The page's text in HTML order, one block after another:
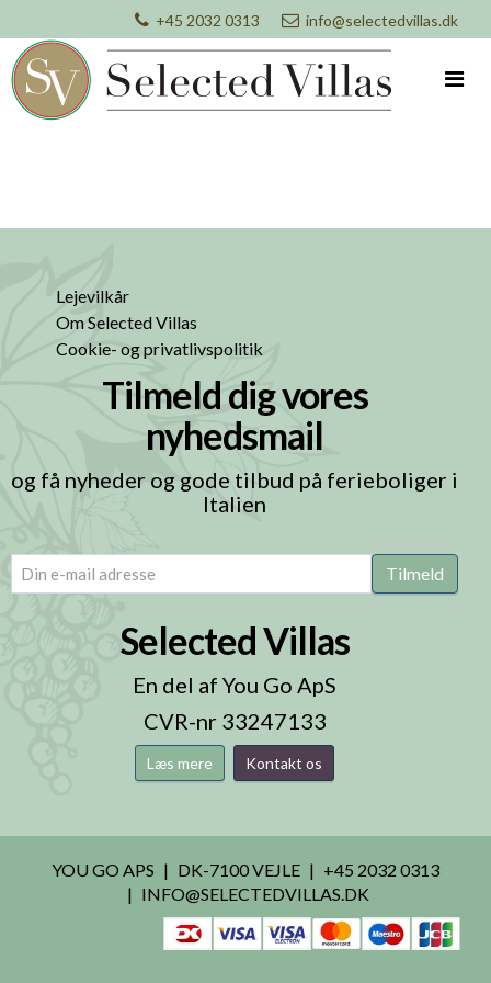
+45 2032 0313 info@selectedvillas.dk
Lejevilkår
Om Selected Villas
Cookie- og privatlivspolitik
Tilmeld dig vores
nyhedsmail
og få nyheder og gode tilbud på ferieboliger i
Italien
email (Påkrævet) Tilmeld
Selected Villas
En del af You Go ApS
CVR-nr 33247133
Læs mere Kontakt os
YOU GO APS DK-7100 VEJLE
+45 2032 0313
INFO@SELECTEDVILLAS.DK